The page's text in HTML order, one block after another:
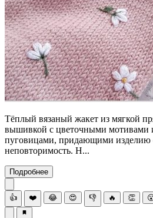
Тёплый вязаный жакет из мягкой
вышивкой с цветочными мотивами
пуговицами, придающими
неповторимость. Н...
Подробнее
👍 ❤️ 😂 😍 👎 🔥 👏